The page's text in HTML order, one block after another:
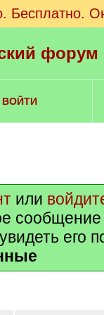
Бесплатно.
ВОЙТИ
или
его